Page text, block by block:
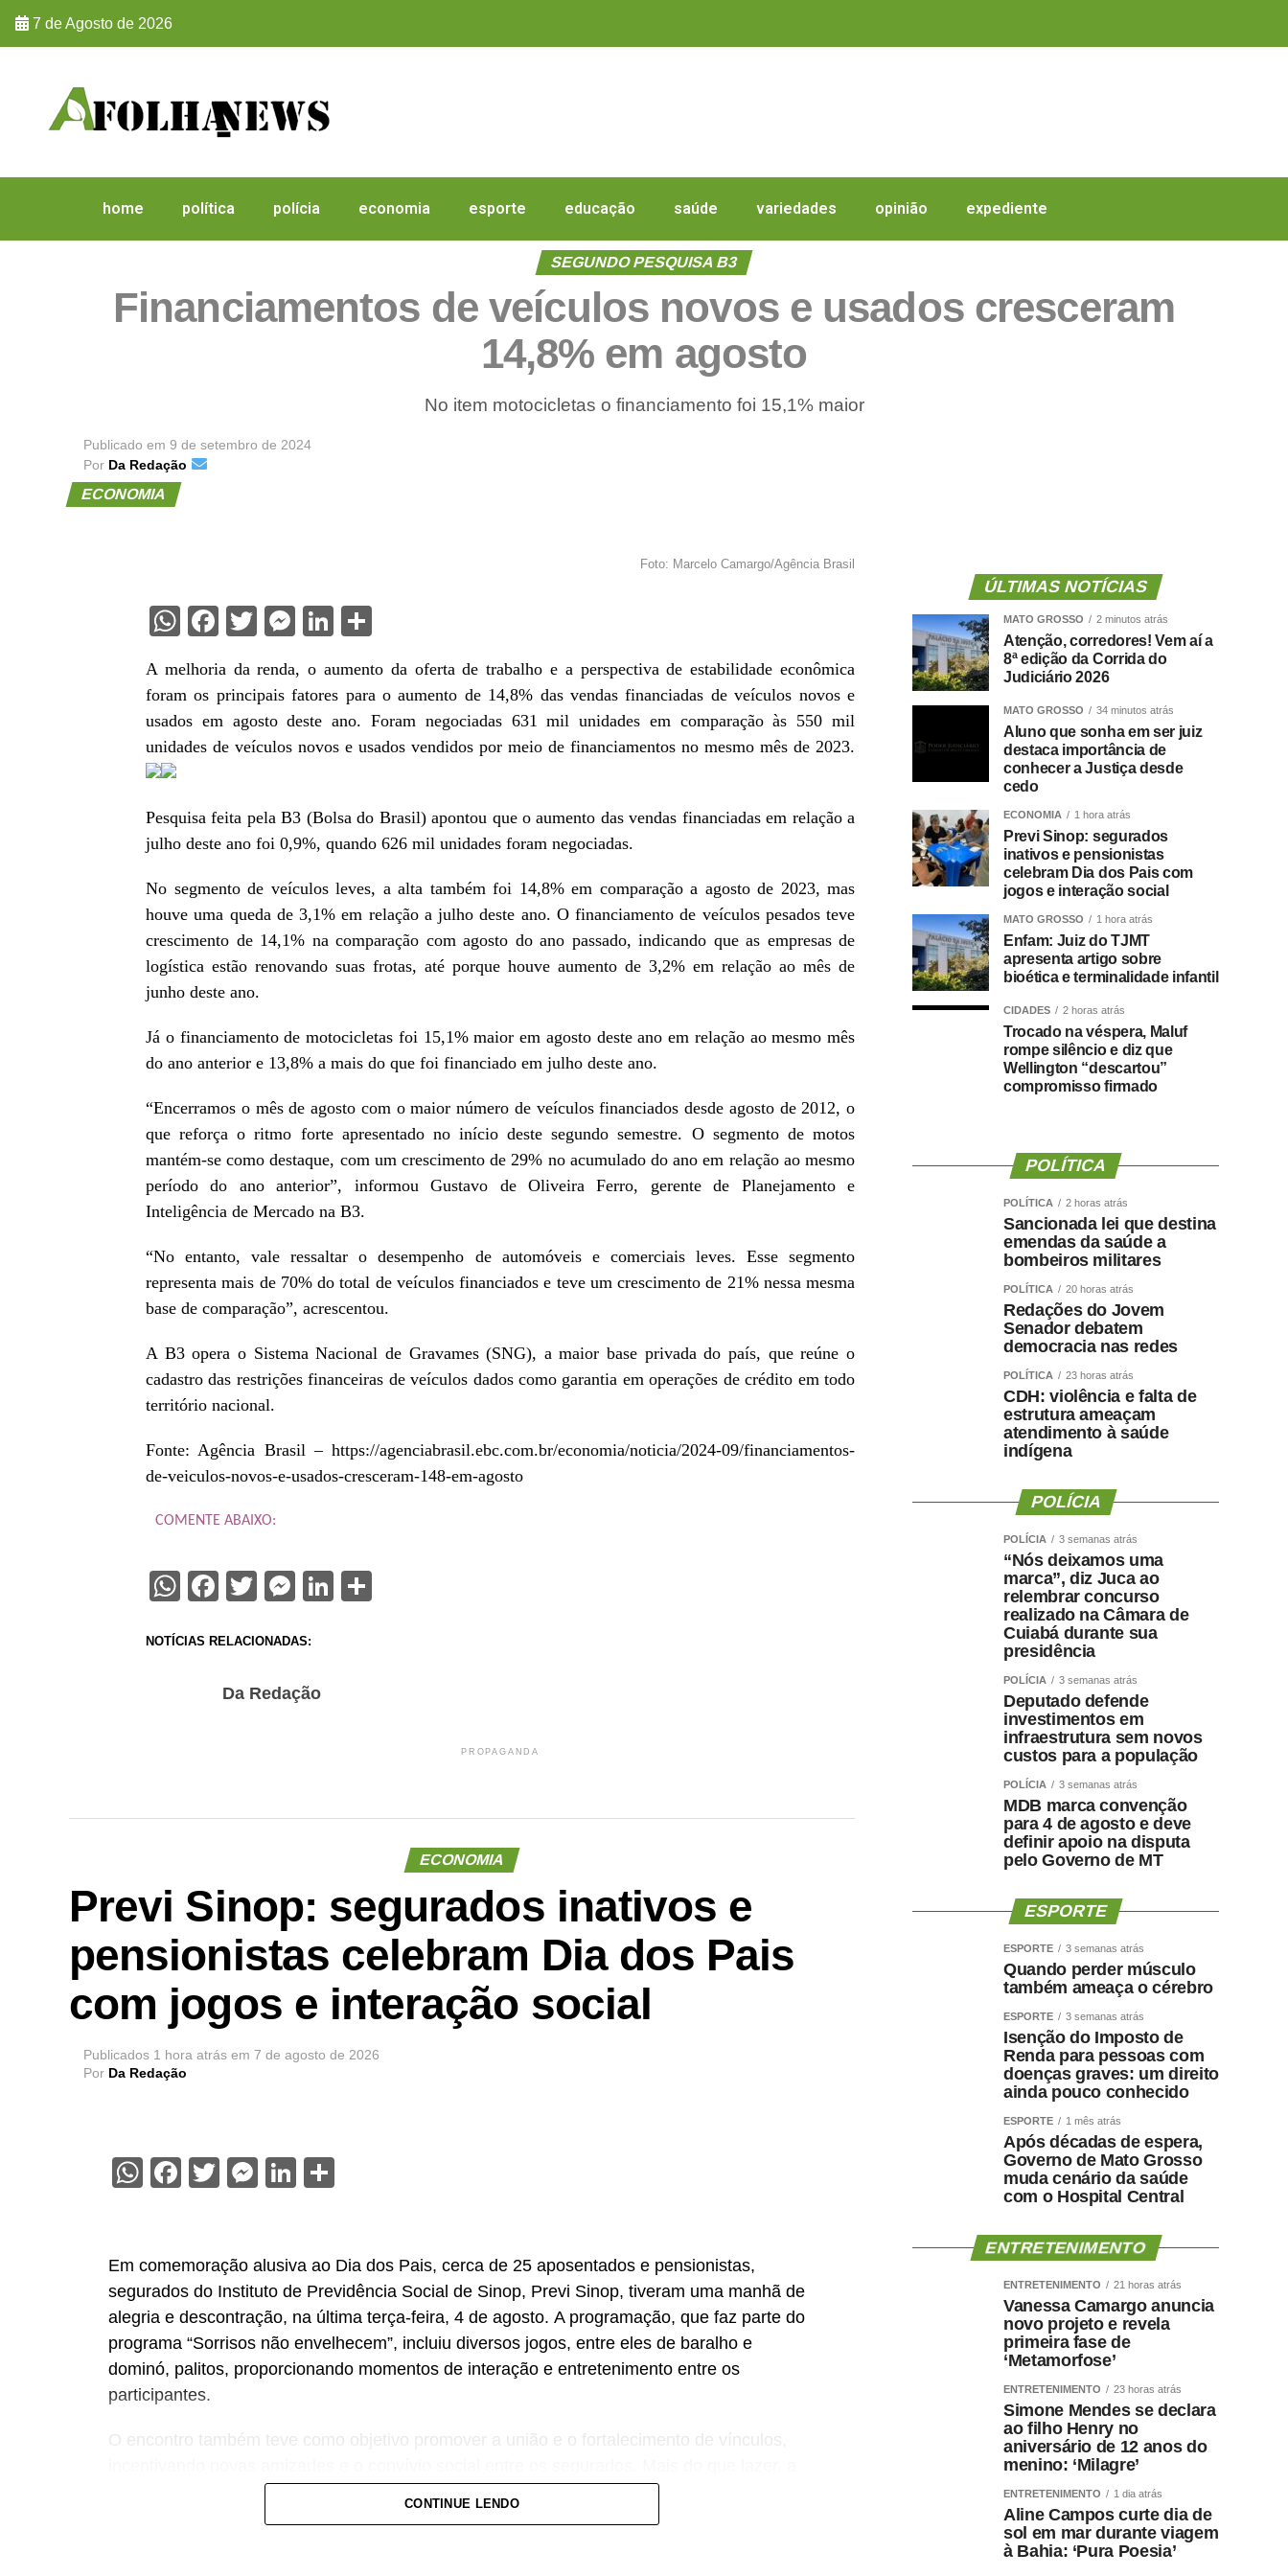
7 de Agosto de 2026
home política polícia economia esporte educação saúde variedades opinião expediente
SEGUNDO PESQUISA B3
Financiamentos de veículos novos e usados cresceram
14,8% em agosto
No item motocicletas o financiamento foi 15,1% maior
Publicado em 9 de setembro de 2024
Por Da Redação
ECONOMIA
Foto: Marcelo Camargo/Agência Brasil
WhatsApp
Facebook
TwitterMessenger
LinkedIn
A melhoria da renda, o aumento da oferta de trabalho e a perspectiva de estabilidade econômica
foram os principais fatores para o aumento de 14,8% das vendas financiadas de veículos novos e
usados em agosto deste ano. Foram negociadas 631 mil unidades em comparação às 550 mil
unidades de veículos novos e usados vendidos por meio de financiamentos no mesmo mês de 2023.
Pesquisa feita pela B3 (Bolsa do Brasil) apontou que o aumento das vendas financiadas em relação a
julho deste ano foi 0,9%, quando 626 mil unidades foram negociadas.
No segmento de veículos leves, a alta também foi 14,8% em comparação a agosto de 2023, mas
houve uma queda de 3,1% em relação a julho deste ano. O financiamento de veículos pesados teve
crescimento de 14,1% na comparação com agosto do ano passado, indicando que as empresas de
logística estão renovando suas frotas, até porque houve aumento de 3,2% em relação ao mês de
junho deste ano.
Já o financiamento de motocicletas foi 15,1% maior em agosto deste ano em relação ao mesmo mês
do ano anterior e 13,8% a mais do que foi financiado em julho deste ano.
“Encerramos o mês de agosto com o maior número de veículos financiados desde agosto de 2012, o
que reforça o ritmo forte apresentado no início deste segundo semestre. O segmento de motos
mantém-se como destaque, com um crescimento de 29% no acumulado do ano em relação ao mesmo
período do ano anterior”, informou Gustavo de Oliveira Ferro, gerente de Planejamento e
Inteligência de Mercado na B3.
“No entanto, vale ressaltar o desempenho de automóveis e comerciais leves. Esse segmento
representa mais de 70% do total de veículos financiados e teve um crescimento de 21% nessa mesma
base de comparação”, acrescentou.
A B3 opera o Sistema Nacional de Gravames (SNG), a maior base privada do país, que reúne o
cadastro das restrições financeiras de veículos dados como garantia em operações de crédito em todo
território nacional.
Fonte: Agência Brasil – https://agenciabrasil.ebc.com.br/economia/noticia/2024-09/financiamentos-
de-veiculos-novos-e-usados-cresceram-148-em-agosto
COMENTE ABAIXO:
WhatsApp
Facebook
TwitterMessenger
LinkedIn
NOTÍCIAS RELACIONADAS:
Da Redação
PROPAGANDA
ECONOMIA
Previ Sinop: segurados inativos e
pensionistas celebram Dia dos Pais
com jogos e interação social
Publicados 1 hora atrás em 7 de agosto de 2026
Por Da Redação
WhatsApp
Facebook
TwitterMessenger
LinkedIn
Em comemoração alusiva ao Dia dos Pais, cerca de 25 aposentados e pensionistas,
segurados do Instituto de Previdência Social de Sinop, Previ Sinop, tiveram uma manhã de
alegria e descontração, na última terça-feira, 4 de agosto. A programação, que faz parte do
programa “Sorrisos não envelhecem”, incluiu diversos jogos, entre eles de baralho e
dominó, palitos, proporcionando momentos de interação e entretenimento entre os
participantes.
O encontro também teve como objetivo promover a união e o fortalecimento de vínculos,
atividade reforçou a importância da valorização e reconhecimento daqueles que dedicaram
anos ao serviço público. “Precisamos ter esses encontros para fortalecimento do vínculo
CONTINUE LENDO
ÚLTIMAS NOTÍCIAS
MATO GROSSO 2 minutos atrás
Atenção, corredores! Vem aí a
8ª edição da Corrida do
Judiciário 2026
MATO GROSSO 34 minutos atrás
Aluno que sonha em ser juiz
destaca importância de
conhecer a Justiça desde
cedo
ECONOMIA 1 hora atrás
Previ Sinop: segurados
inativos e pensionistas
celebram Dia dos Pais com
jogos e interação social
MATO GROSSO 1 hora atrás
Enfam: Juiz do TJMT
apresenta artigo sobre
bioética e terminalidade infantil
CIDADES 2 horas atrás
Trocado na véspera, Maluf
rompe silêncio e diz que
Wellington “descartou”
compromisso firmado
POLÍTICA
POLÍTICA 2 horas atrás
Sancionada lei que destina
emendas da saúde a
bombeiros militares
POLÍTICA 20 horas atrás
Redações do Jovem
Senador debatem
democracia nas redes
POLÍTICA 23 horas atrás
CDH: violência e falta de
estrutura ameaçam
atendimento à saúde
indígena
POLÍCIA
POLÍCIA 3 semanas atrás
“Nós deixamos uma
marca”, diz Juca ao
relembrar concurso
realizado na Câmara de
Cuiabá durante sua
presidência
POLÍCIA 3 semanas atrás
Deputado defende
investimentos em
infraestrutura sem novos
custos para a população
POLÍCIA 3 semanas atrás
MDB marca convenção
para 4 de agosto e deve
definir apoio na disputa
pelo Governo de MT
ESPORTE
ESPORTE 3 semanas atrás
Quando perder músculo
também ameaça o cérebro
ESPORTE 3 semanas atrás
Isenção do Imposto de
Renda para pessoas com
doenças graves: um direito
ainda pouco conhecido
ESPORTE 1 mês atrás
Após décadas de espera,
Governo de Mato Grosso
muda cenário da saúde
com o Hospital Central
ENTRETENIMENTO
ENTRETENIMENTO 21 horas atrás
Vanessa Camargo anuncia
novo projeto e revela
primeira fase de
‘Metamorfose’
ENTRETENIMENTO 23 horas atrás
Simone Mendes se declara
ao filho Henry no
aniversário de 12 anos do
menino: ‘Milagre’
ENTRETENIMENTO 1 dia atrás
Aline Campos curte dia de
sol em mar durante viagem
à Bahia: ‘Pura Poesia’